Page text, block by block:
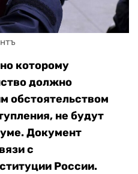
которому
должно
обстоятельством
не будут
Документ
с
России.